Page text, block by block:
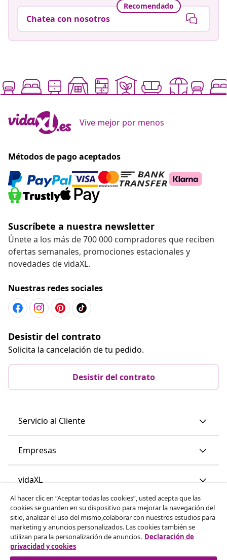
Recomendado
Chatea con nosotros
Vive mejor por menos
Métodos de pago aceptados
Suscríbete a nuestra newsletter
Únete a los más de 700 000 compradores que reciben
ofertas semanales, promociones estacionales y
novedades de vidaXL.
Nuestras redes sociales
Desistir del contrato
Solicita la cancelación de tu pedido.
Desistir del contrato
Servicio al Cliente
Empresas
vidaXL
Descubre mas
Al hacer clic en “Aceptar todas las cookies”, usted acepta que las
cookies se guarden en su dispositivo para mejorar la navegación del
sitio, analizar el uso del mismo,colaborar con nuestros estudios para
marketing y anuncios personalizados. Las cookies también se
utilizan para la personalización de anuncios. Declaración de
privacidad y cookies